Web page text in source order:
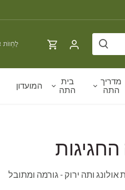
מדריך
התה
בית
התה
המועדון
אולונג ותה ירוק - גורמה ומתובל